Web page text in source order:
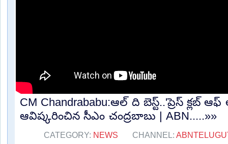
CM Chandrababu:ఆల్ ది బెస్ట్..'ప్రెస్ క్లబ్
ఆవిష్కరించిన సీఎం చంద్రబాబు | ABN.....»»
CATEGORY: NEWS CHANNEL: